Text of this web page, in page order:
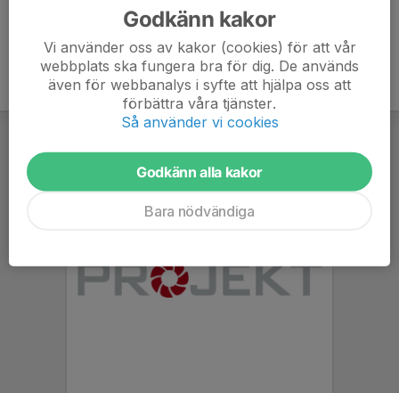
Godkänn kakor
Vi använder oss av kakor (cookies) för att vår
webbplats ska fungera bra för dig. De används
även för webbanalys i syfte att hjälpa oss att
förbättra våra tjänster.
Så använder vi cookies
Godkänn alla kakor
Bara nödvändiga